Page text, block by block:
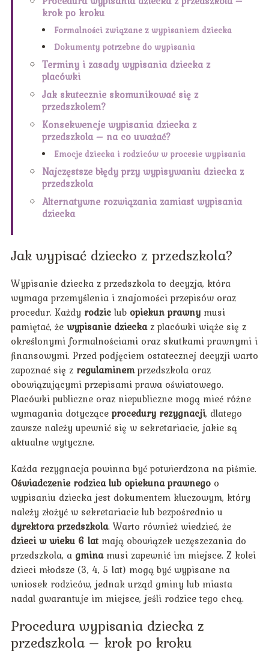
krok po kroku
Formalności związane z wypisaniem dziecka
Dokumenty potrzebne do wypisania
Terminy i zasady wypisania dziecka z
placówki
Jak skutecznie skomunikować się z
przedszkolem?
Konsekwencje wypisania dziecka z
przedszkola – na co uważać?
Emocje dziecka i rodziców w procesie wypisania
Najczęstsze błędy przy wypisywaniu dziecka z
przedszkola
Alternatywne rozwiązania zamiast wypisania
dziecka
Jak wypisać dziecko z przedszkola?
Wypisanie dziecka z przedszkola to decyzja, która
wymaga przemyślenia i znajomości przepisów oraz
procedur. Każdy rodziclub opiekun prawnymusi
pamiętać, że wypisanie dzieckaz placówki wiąże się z
określonymi formalnościami oraz skutkami prawnymi i
finansowymi. Przed podjęciem ostatecznej decyzji warto
zapoznać się z regulaminemprzedszkola oraz
obowiązującymi przepisami prawa oświatowego.
Placówki publiczne oraz niepubliczne mogą mieć różne
wymagania dotyczące procedury rezygnacji, dlatego
zawsze należy upewnić się w sekretariacie, jakie są
aktualne wytyczne.
Każda rezygnacja powinna być potwierdzona na piśmie.
Oświadczenie rodzica lub opiekuna prawnegoo
wypisaniu dziecka jest dokumentem kluczowym, który
należy złożyć w sekretariacie lub bezpośrednio u
dyrektora przedszkola. Warto również wiedzieć, że
dzieci w wieku 6 latmają obowiązek uczęszczania do
przedszkola, a gminamusi zapewnić im miejsce. Z kolei
dzieci młodsze (3, 4, 5 lat) mogą być wypisane na
wniosek rodziców, jednak urząd gminy lub miasta
nadal gwarantuje im miejsce, jeśli rodzice tego chcą.
Procedura wypisania dziecka z
przedszkola – krok po kroku